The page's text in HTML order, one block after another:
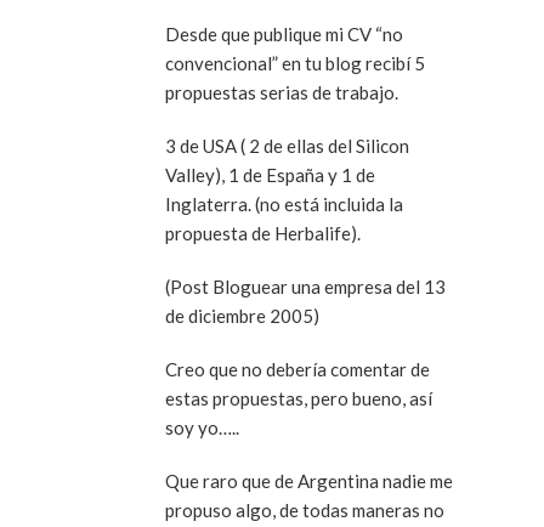
Desde que publique mi CV “no
convencional” en tu blog recibí 5
propuestas serias de trabajo.
3 de USA ( 2 de ellas del Silicon
Valley), 1 de España y 1 de
Inglaterra. (no está incluida la
propuesta de Herbalife).
(Post Bloguear una empresa del 13
de diciembre 2005)
Creo que no debería comentar de
estas propuestas, pero bueno, así
soy yo…..
Que raro que de Argentina nadie me
propuso algo, de todas maneras no